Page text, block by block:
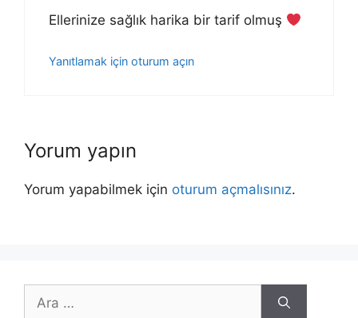
Ellerinize sağlık harika bir tarif olmuş
Yanıtlamak için oturum açın
Yorum yapın
Yorum yapabilmek için oturum açmalısınız.
ara